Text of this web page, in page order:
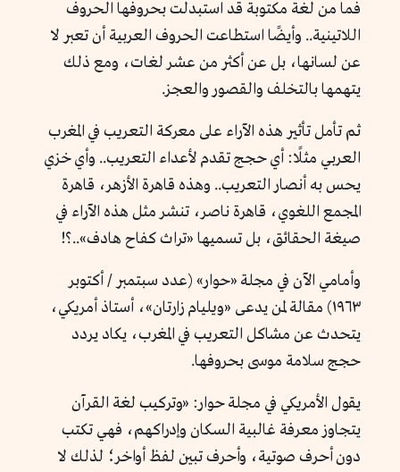
فما من لغة مكتوبة قد استبدلت بحروفها الحروف
اللاتينية.. وأيضًا استطاعت الحروف العربية أن تعبر لا
عن لسانها، بل عن أكثر من عشر لغات، ومع ذلك
يتهمها بالتخلف والقصور والعجز.
ثم تأمل تأثير هذه الآراء على معركة التعريب في المغرب
العربي مثلًا: أي حجج تقدم لأعداء التعريب.. وأي خزي
يحس به أنصار التعريب.. وهذه قاهرة الأزهر، قاهرة
المجمع اللغوي، قاهرة ناصر، تنشر مثل هذه الآراء في
صيغة الحقائق، بل تسميها «تراث كفاح هادف»..؟!
وأمامي الآن في مجلة «حوار» (عدد سبتمبر / أكتوبر
١٩٦٣) مقالة لمن يدعى «ويليام زارتان»، أستاذ أمريكي،
يتحدث عن مشاكل التعريب في المغرب، يكاد يردد
حجج سلامة موسى بحروفها.
يقول الأمريكي في مجلة حوار: «وتركيب لغة القرآن
يتجاوز معرفة غالبية السكان وإدراكهم، فهي تكتب
دون أحرف صوتية، وأحرف تبين لفظ أواخر؛ لذلك لا